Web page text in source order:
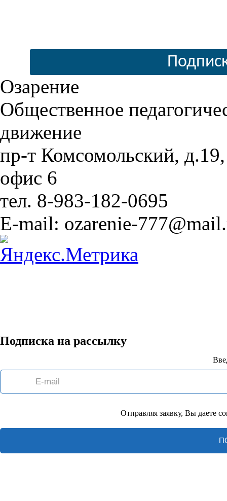
Озарение
Общественное
движение
пр-т Комсомольский, д.19,
офис 6
тел. 8-983-182-0695
E-mail: ozarenie-
Подписка на рассылку
Отправляя заявку, Вы даете